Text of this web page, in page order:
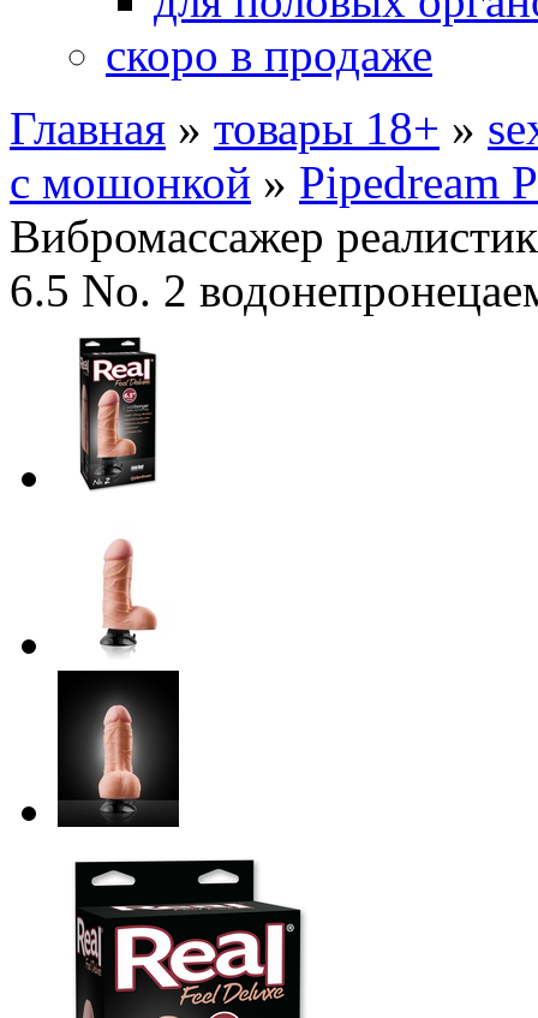
скоро в продаже
Главная » товары 18+ »
с мошонкой » Pipedream
Вибромассажер
6.5 No. 2